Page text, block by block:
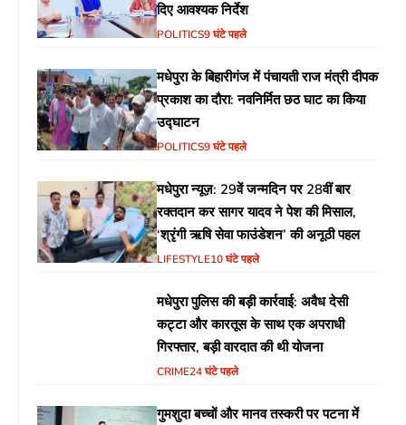
दिए आवश्यक निर्देश
POLITICS9 घंटे पहले
मधेपुरा के बिहारीगंज में पंचायती राज मंत्री दीपक
प्रकाश का दौरा: नवनिर्मित छठ घाट का किया
उद्घाटन
POLITICS9 घंटे पहले
मधेपुरा न्यूज़: 29वें जन्मदिन पर 28वीं बार
रक्तदान कर सागर यादव ने पेश की मिसाल,
‘श्रृंगी ऋषि सेवा फाउंडेशन’ की अनूठी पहल
LIFESTYLE10 घंटे पहले
मधेपुरा पुलिस की बड़ी कार्रवाई: अवैध देसी
कट्टा और कारतूस के साथ एक अपराधी
गिरफ्तार, बड़ी वारदात की थी योजना
CRIME24 घंटे पहले
गुमशुदा बच्चों और मानव तस्करी पर पटना में